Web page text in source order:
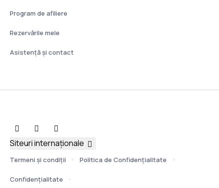
Program de afiliere
Rezervările mele
Asistenţă şi contact
Termeni şi condiţii Politica de Confidențialitate
Confidențialitate
Siteuri internaționale